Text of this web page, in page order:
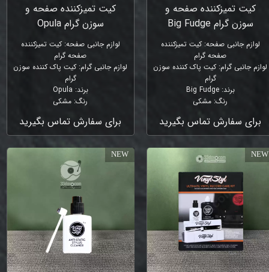
کیت تمیزکننده صفحه و
سوزن گرام Big Fudge
لوازم جانبی صفحه:کیت تمیزکننده
صفحه گرام
لوازم جانبی گرام:کیت پاک کننده سوزن
گرام
برند:
Big Fudge
رنگ: مشکی
برای سفارش تماس بگیرید
کیت تمیزکننده صفحه و
سوزن گرام Opula
لوازم جانبی صفحه:کیت تمیزکننده
صفحه گرام
لوازم جانبی گرام:کیت پاک کننده سوزن
گرام
برند:
Opula
رنگ: مشکی
برای سفارش تماس بگیرید
NEW
NEW